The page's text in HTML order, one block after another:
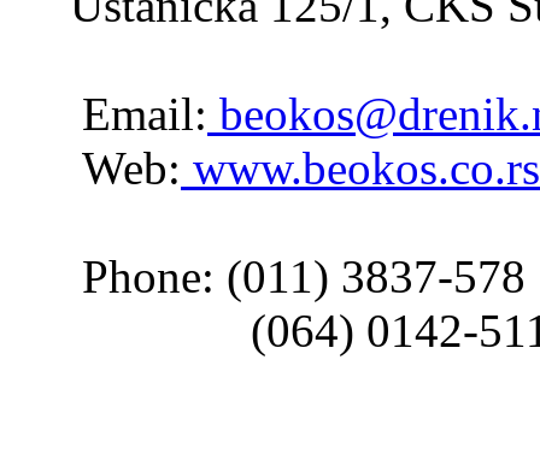
Email:
Web: www.beokos.co.rs
Phone: (011) 3837-578
(064) 0142-